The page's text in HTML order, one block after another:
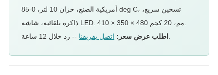
أمريكية الصنع، خزان 10 لتر، 0-85 deg C، تسخين سريع،
اطلب عرض سعر: اتصل بفريقنا